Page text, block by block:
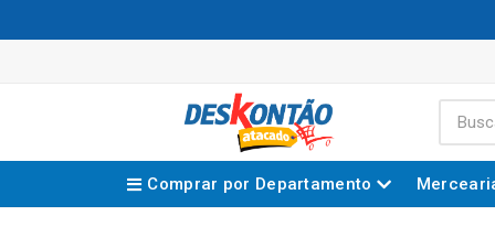
Comprar por Departamento